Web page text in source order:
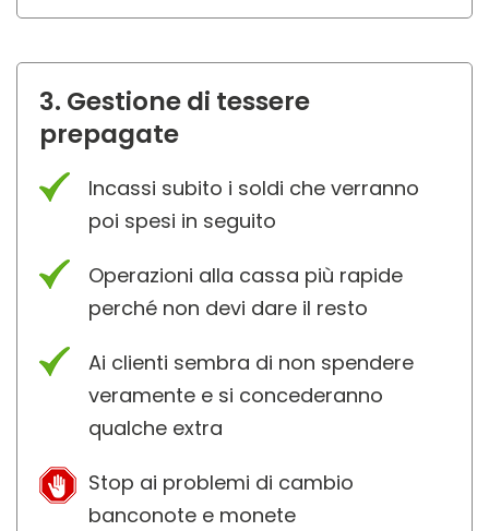
3. Gestione di tessere
prepagate
Incassi subito i soldi che verranno
poi spesi in seguito
Operazioni alla cassa più rapide
perché non devi dare il resto
Ai clienti sembra di non spendere
veramente e si concederanno
qualche extra
Stop ai problemi di cambio
banconote e monete